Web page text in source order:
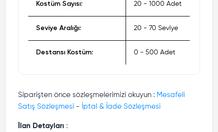
Kostüm Sayısı: 20 - 1000 Adet
Seviye Aralığı: 20 - 70 Seviye
Destansı Kostüm: 0 - 500 Adet
Siparişten önce sözleşmelerimizi okuyun : Mesafeli
Satış Sözleşmesi - İptal & İade Sözleşmesi
İlan Detayları :